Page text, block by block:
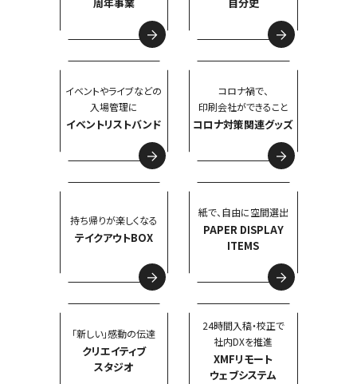
周年事業 自分史
イベントやライブなどの
入場管理に
イベントリストバンド
コロナ禍で、
印刷会社ができること
コロナ対策関連グッズ
持ち帰りが楽しくなる
テイクアウトBOX
紙で、自由に空間選出
PAPER DISPLAY
ITEMS
「新しい」感動の伝達
クリエイティブ
スタジオ
24時間入稿・校正で
社内DXを推進
XMFリモート
ウェブシステム